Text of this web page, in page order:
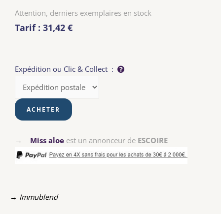
Attention, derniers exemplaires en stock
Tarif : 31,42 €
Expédition ou Clic & Collect :
→ Miss aloe est un annonceur de ESCOIRE
→ Immublend